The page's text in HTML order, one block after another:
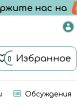
0 Избранное
Обсуждения